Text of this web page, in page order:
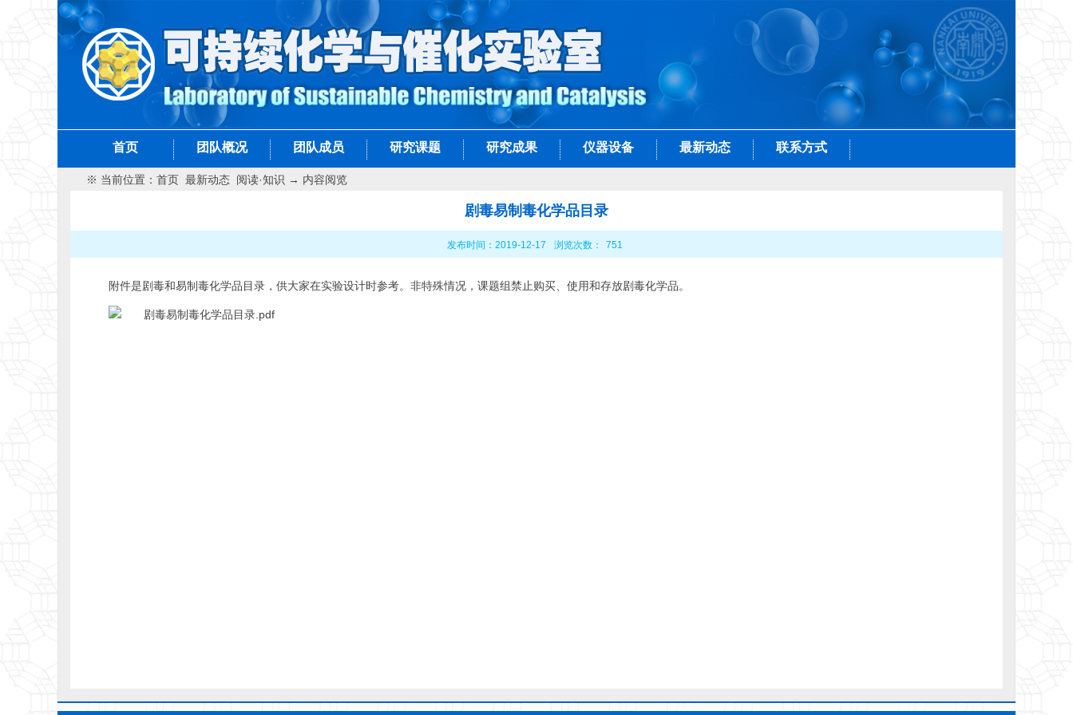
首页 团队概况 团队成员 研究课题 研究成果 仪器设备 最新动态 联系方式
※ 当前位置： 首页 最新动态 阅读·知识 → 内容阅览
剧毒易制毒化学品目录
发布时间：2019-12-17 浏览次数： 751
附件是剧毒和易制毒化学品目录，供大家在实验设计时参考。非特殊情况，课题组禁止购买、使用和存放剧毒化学品。
剧毒易制毒化学品目录.pdf